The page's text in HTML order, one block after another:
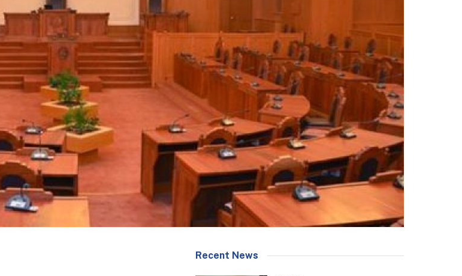
Recent News